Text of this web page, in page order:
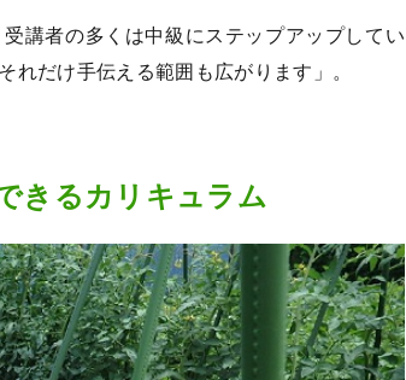
講者の多くは中級にステップアップしてい
れだけ手伝える範囲も広がります」。
きるカリキュラム